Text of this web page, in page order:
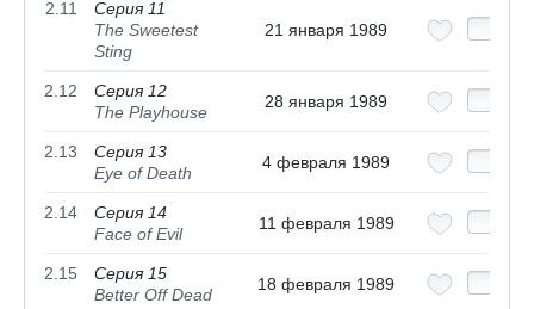
2.11
Серия 11
The Sweetest
Sting
21 января 1989
2.12
Серия 12
The Playhouse
28 января 1989
2.13
Серия 13
Eye of Death
4 февраля 1989
2.14
Серия 14
Face of Evil
11 февраля 1989
2.15
Серия 15
Better Off Dead
18 февраля 1989